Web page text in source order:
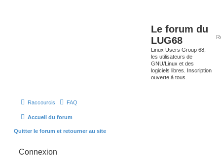
Le forum du
LUG68
Linux Users Group 68,
les utilisateurs de
GNU/Linux et des
logiciels libres. Inscription
ouverte à tous.
Raccourcis FAQ
Accueil du forum
Quitter le forum et retourner au site
Connexion